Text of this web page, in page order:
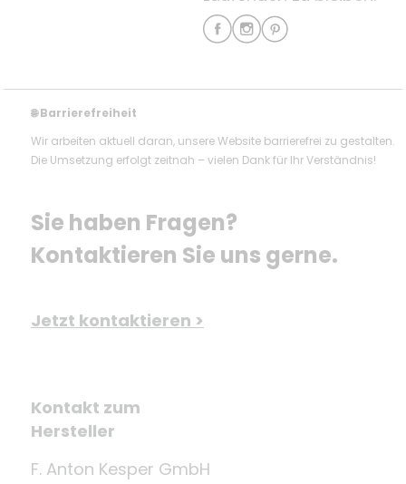
🌐Barrierefreiheit
Wir arbeiten aktuell daran, unsere Website barrierefrei zu gestalten.
Die Umsetzung erfolgt zeitnah – vielen Dank für Ihr Verständnis!
Sie haben Fragen?
Kontaktieren Sie uns gerne.
Jetzt kontaktieren >
Kontakt zum
Hersteller
F. Anton Kesper GmbH